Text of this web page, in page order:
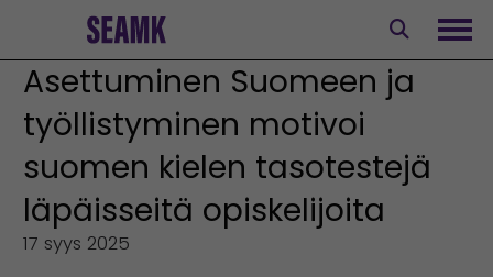
Asettuminen Suomeen ja
työllistyminen motivoi
suomen kielen tasotestejä
läpäisseitä opiskelijoita
17 syys 2025